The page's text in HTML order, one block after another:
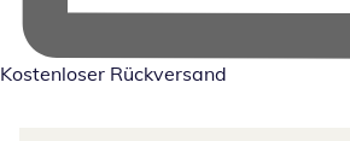
Kostenloser Rückversand